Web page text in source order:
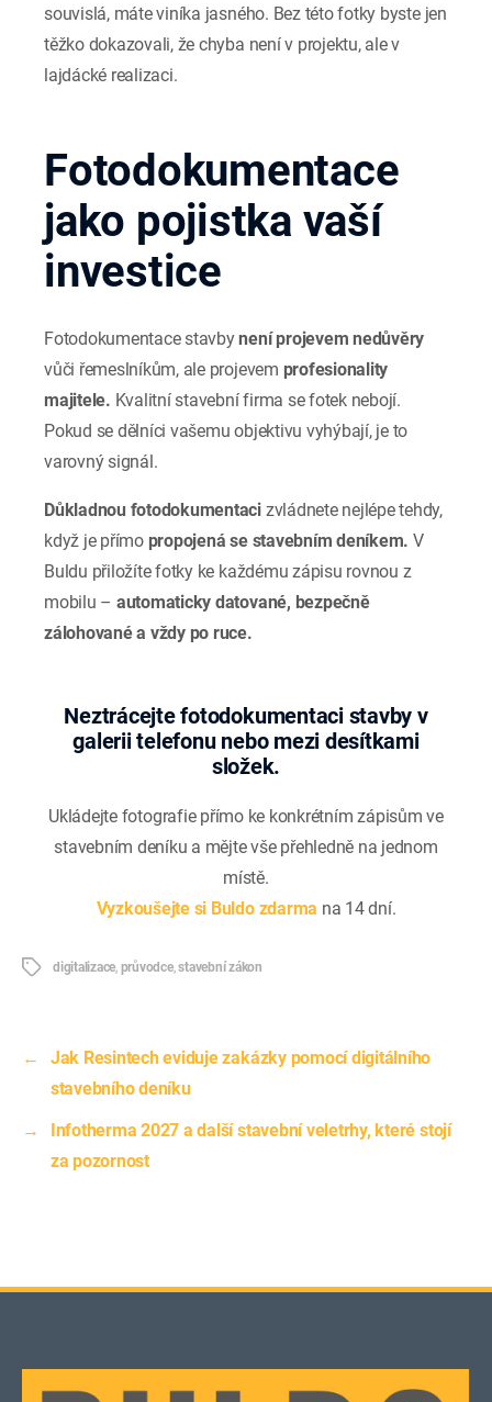
souvislá, máte viníka jasného. Bez této fotky byste jen
těžko dokazovali, že chyba není v projektu, ale v
lajdácké realizaci.
Fotodokumentace
jako pojistka vaší
investice
Fotodokumentace stavbynení projevem nedůvěry
vůči řemeslníkům, ale projevem profesionality
majitele. Kvalitní stavební firma se fotek nebojí.
Pokud se dělníci vašemu objektivu vyhýbají, je to
varovný signál.
Důkladnou fotodokumentaci zvládnete nejlépe tehdy,
když je přímo propojená se stavebním deníkem. V
Buldu přiložíte fotky ke každému zápisu rovnou z
mobilu – automaticky datované, bezpečně
zálohované a vždy po ruce.
Neztrácejte fotodokumentaci stavby v
galerii telefonu nebo mezi desítkami
složek.
Ukládejte fotografie přímo ke konkrétním zápisům ve
stavebním deníku a mějte vše přehledně na jednom
místě.
Vyzkoušejte si Buldo zdarma na 14 dní.
Štítky digitalizace, průvodce,stavební zákon
←
Jak Resintech eviduje zakázky pomocí digitálního
stavebního deníku
→
Infotherma 2027 a další stavební veletrhy, které stojí
za pozornost